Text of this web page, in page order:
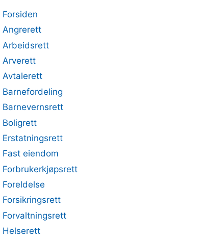
Forsiden
Angrerett
Arbeidsrett
Arverett
Avtalerett
Barnefordeling
Barnevernsrett
Boligrett
Erstatningsrett
Fast eiendom
Forbrukerkjøpsrett
Foreldelse
Forsikringsrett
Forvaltningsrett
Helserett